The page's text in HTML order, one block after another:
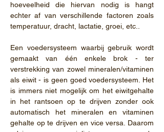
hoeveelheid die hiervan nodig is hangt
echter af van verschillende factoren zoals
temperatuur, dracht, lactatie, groei, etc..
Een voedersysteem waarbij gebruik wordt
gemaakt van één enkele brok - ter
verstrekking van zowel mineralen/vitaminen
als eiwit - is geen goed voedersysteem. Het
is immers niet mogelijk om het eiwitgehalte
in het rantsoen op te drijven zonder ook
automatisch het mineralen en vitaminen
gehalte op te drijven en vice versa. Daarom